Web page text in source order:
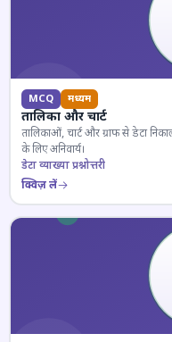
MCQ मध्यम
तालिका और चार्ट
तालिकाओं, चार्ट और ग्राफ से डेटा
के लिए अनिवार्य।
डेटा व्याख्या प्रश्नोत्तरी
क्विज़ लें